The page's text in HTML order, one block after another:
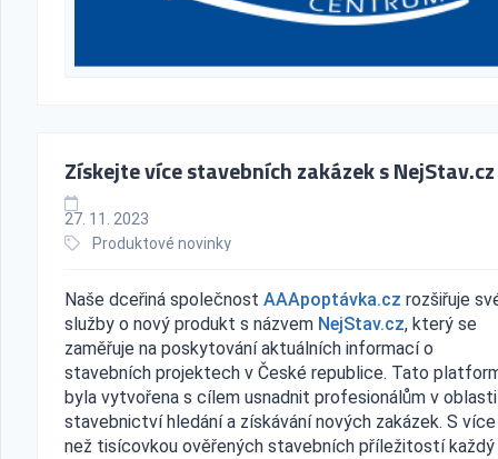
Získejte více stavebních zakázek s NejStav.cz
27. 11. 2023
Produktové novinky
Naše dceřiná společnost AAApoptávka.cz rozšiřuje
služby o nový produkt s názvem NejStav.cz, který se
zaměřuje na poskytování aktuálních informací o
stavebních projektech v České republice. Tato
byla vytvořena s cílem usnadnit profesionálům v oblasti
stavebnictví hledání a získávání nových zakázek. S více
než tisícovkou ověřených stavebních příležitostí každý